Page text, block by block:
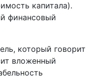
капитала).
финансовый
который говорит
вложенный